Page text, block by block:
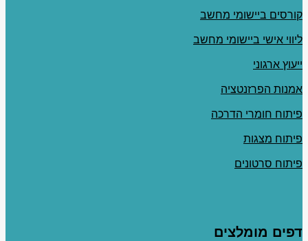
קורסים ביישומי מחשב
ליווי אישי ביישומי מחשב
ייעוץ ארגוני
אמנות הפרזנטציה
פיתוח חומרי הדרכה
פיתוח מצגות
פיתוח סרטונים
דפים מומלצים